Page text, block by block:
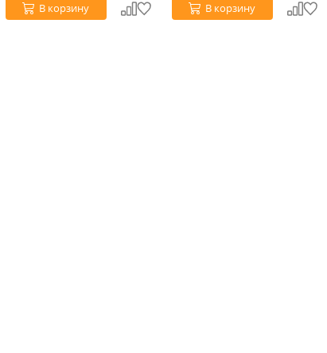
В корзину
В корзину